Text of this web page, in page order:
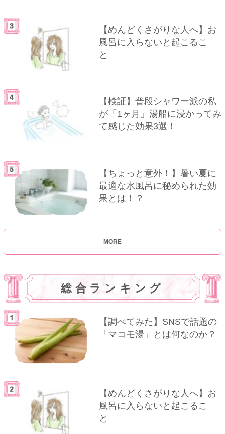
【めんどくさがりな人へ】お
風呂に入らないと起こるこ
と
【検証】普段シャワー派の私
が「1ヶ月」湯船に浸かってみ
て感じた効果3選！
【ちょっと意外！】暑い夏に
最適な水風呂に秘められた効
果とは！？
MORE
総合ランキング
【調べてみた】SNSで話題の
「マコモ湯」とは何なのか？
【めんどくさがりな人へ】お
風呂に入らないと起こるこ
と